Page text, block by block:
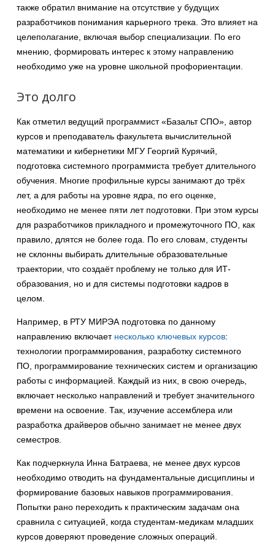
также обратил внимание на отсутствие у будущих
разработчиков понимания карьерного трека. Это влияет на
целеполагание, включая выбор специализации. По его
мнению, формировать интерес к этому направлению
необходимо уже на уровне школьной профориентации.
Это долго
Как отметил ведущий программист «Базальт СПО», автор
курсов и преподаватель факультета вычислительной
математики и кибернетики МГУ Георгий Курячий,
подготовка системного программиста требует длительного
обучения. Многие профильные курсы занимают до трёх
лет, а для работы на уровне ядра, по его оценке,
необходимо не менее пяти лет подготовки. При этом курсы
для разработчиков прикладного и промежуточного ПО, как
правило, длятся не более года. По его словам, студенты
не склонны выбирать длительные образовательные
траектории, что создаёт проблему не только для ИТ-
образования, но и для системы подготовки кадров в
целом.
Например, в РТУ МИРЭА подготовка по данному
направлению включает несколько ключевых курсов:
технологии программирования, разработку системного
ПО, программирование технических систем и организацию
работы с информацией. Каждый из них, в свою очередь,
включает несколько направлений и требует значительного
времени на освоение. Так, изучение ассемблера или
разработка драйверов обычно занимает не менее двух
семестров.
Как подчеркнула Инна Батраева, не менее двух курсов
необходимо отводить на фундаментальные дисциплины и
формирование базовых навыков программирования.
Попытки рано переходить к практическим задачам она
сравнила с ситуацией, когда студентам-медикам младших
курсов доверяют проведение сложных операций.